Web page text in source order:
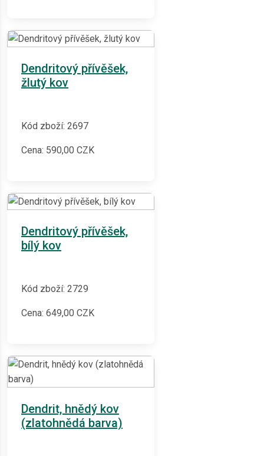
Dendritový přívěšek,
žlutý kov
Kód zboží: 2697
Cena: 590,00 CZK
Dendritový přívěšek,
bílý kov
Kód zboží: 2729
Cena: 649,00 CZK
Dendrit, hnědý kov
(zlatohnědá barva)